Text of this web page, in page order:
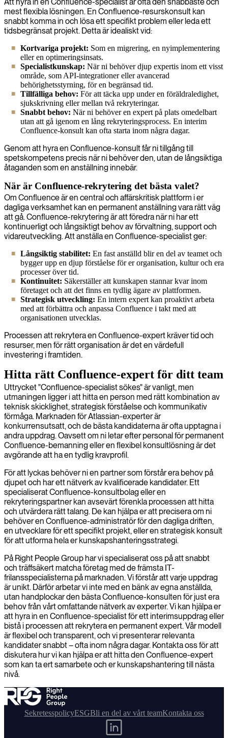
mest flexibla lösningen. En Confluence-resurskonsult kan
snabbt komma in och lösa ett specifikt problem eller leda ett
tidsbegränsat projekt. Detta är idealiskt vid:
Kortvariga projekt: Som en migrering, en nyimplementering
eller en optimeringsinsats.
Specialistkunskap: När ni behöver djup expertis inom ett visst
område, som API-integrationer eller avancerad
behörighetsstyrning, för en begränsad tid.
Tillfälliga behov: För att täcka upp under en föräldraledighet,
sjukskrivning eller mellan två rekryteringar.
Snabbt behov: När ni behöver en expert på plats omedelbart
utan att gå igenom en lång rekryteringsprocess. En interim
Confluence-konsult kan ofta starta inom några dagar.
Genom att hyra en Confluence-konsult får ni tillgång till
spetskompetens precis när ni behöver den, utan de långsiktiga
åtaganden som en anställning innebär.
När är Confluence-rekrytering det bästa valet?
Om Confluence är en central och affärskritisk plattform i er
dagliga verksamhet kan en permanent anställning vara rätt väg
att gå. Confluence-rekrytering är att föredra när ni har ett
kontinuerligt och långsiktigt behov av förvaltning, support och
vidareutveckling. Att anställa en Confluence-specialist ger:
Långsiktig stabilitet: En fast anställd blir en del av teamet och
bygger upp en djup förståelse för er organisation, kultur och era
processer över tid.
Kontinuitet: Säkerställer att kunskapen stannar kvar inom
företaget och att det finns en tydlig ägare av plattformen.
Strategisk utveckling: En intern expert kan proaktivt arbeta
med att förbättra och anpassa Confluence i takt med att
organisationen utvecklas.
Processen att rekrytera en Confluence-expert kräver tid och
resurser, men för rätt organisation är det en värdefull
investering i framtiden.
Hitta rätt Confluence-expert för ditt team
Uttrycket "Confluence-specialist sökes" är vanligt, men
utmaningen ligger i att hitta en person med rätt kombination av
teknisk skicklighet, strategisk förståelse och kommunikativ
förmåga. Marknaden för Atlassian-experter är
konkurrensutsatt, och de bästa kandidaterna är ofta upptagna i
andra uppdrag. Oavsett om ni letar efter personal för permanent
Confluence-bemanning eller en flexibel konsultlösning är det
avgörande att ha en tydlig kravprofil.
För att lyckas behöver ni en partner som förstår era behov på
djupet och har ett nätverk av kvalificerade kandidater. Ett
specialiserat Confluence-konsultbolag eller en
rekryteringspartner kan avsevärt förenkla processen att hitta
och utvärdera rätt talang. De kan hjälpa er att precisera om ni
behöver en Confluence-administratör för den dagliga driften,
en utvecklare för ett specifikt projekt, eller en strategisk konsult
för att utforma hela er kunskapshanteringsstrategi.
På Right People Group har vi specialiserat oss på att snabbt
och träffsäkert matcha företag med de främsta IT-
frilansspecialisterna på marknaden. Vi förstår att varje uppdrag
är unikt. Därför arbetar vi inte med en bänk av egna anställda,
utan handplockar den bästa Confluence-konsulten för just era
behov från vårt omfattande nätverk av experter. Vi kan hjälpa er
att hyra in en Confluence-specialist för ett interimsuppdrag eller
bistå i processen att rekrytera en permanent expert. Vår modell
är flexibel och transparent, och vi presenterar relevanta
kandidater snabbt – ofta inom några dagar. Kontakta oss för att
diskutera hur vi kan hjälpa er att hitta den Confluence-expert
som kan ta ert samarbete och er kunskapshantering till nästa
nivå.
SekretesspolicyESGBli en del av vårt teamKontakta oss